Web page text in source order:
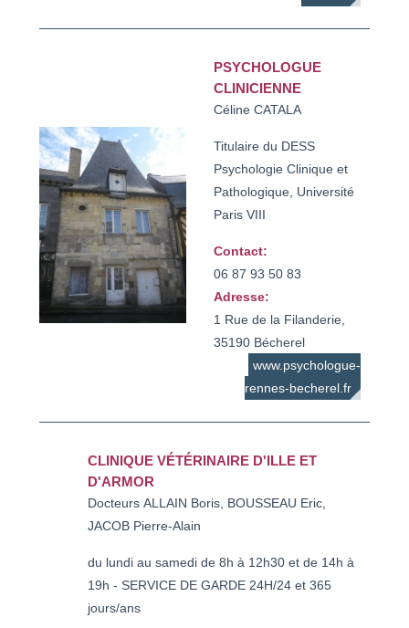
PSYCHOLOGUE
CLINICIENNE
Céline CATALA
Titulaire du DESS
Psychologie Clinique et
Pathologique, Université
Paris VIII
Contact:
06 87 93 50 83
Adresse:
1 Rue de la Filanderie,
35190 Bécherel
www.psychologue-
rennes-becherel.fr
CLINIQUE VÉTÉRINAIRE D'ILLE ET
D'ARMOR
Docteurs ALLAIN Boris, BOUSSEAU Eric,
JACOB Pierre-Alain
du lundi au samedi de 8h à 12h30 et de 14h à
19h - SERVICE DE GARDE 24H/24 et 365
jours/ans